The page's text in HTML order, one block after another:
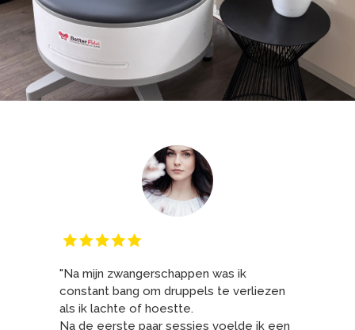
"Na mijn zwangerschappen was ik
constant bang om druppels te verliezen
als ik lachte of hoestte.
Na de eerste paar sessies voelde ik een